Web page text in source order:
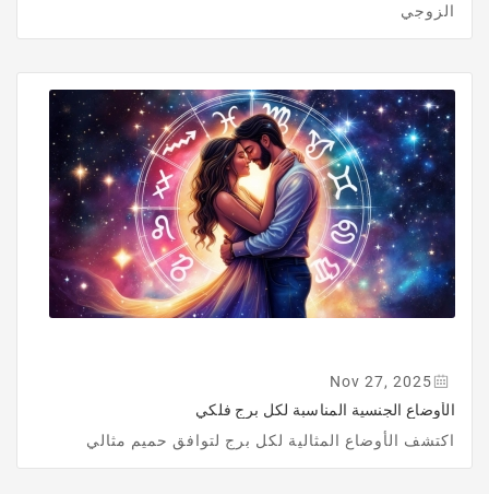
الزوجي
Nov 27, 2025
الأوضاع الجنسية المناسبة لكل برج فلكي
اكتشف الأوضاع المثالية لكل برج لتوافق حميم مثالي